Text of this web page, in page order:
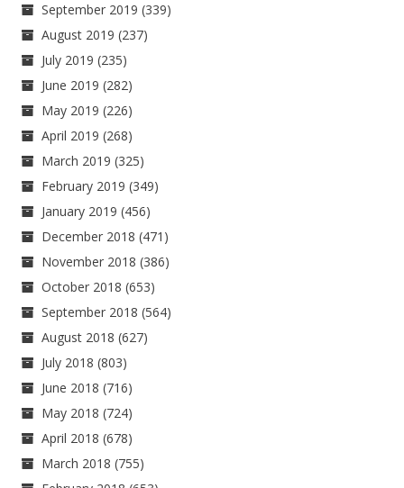
September 2019 (339)
August 2019 (237)
July 2019 (235)
June 2019 (282)
May 2019 (226)
April 2019 (268)
March 2019 (325)
February 2019 (349)
January 2019 (456)
December 2018 (471)
November 2018 (386)
October 2018 (653)
September 2018 (564)
August 2018 (627)
July 2018 (803)
June 2018 (716)
May 2018 (724)
April 2018 (678)
March 2018 (755)